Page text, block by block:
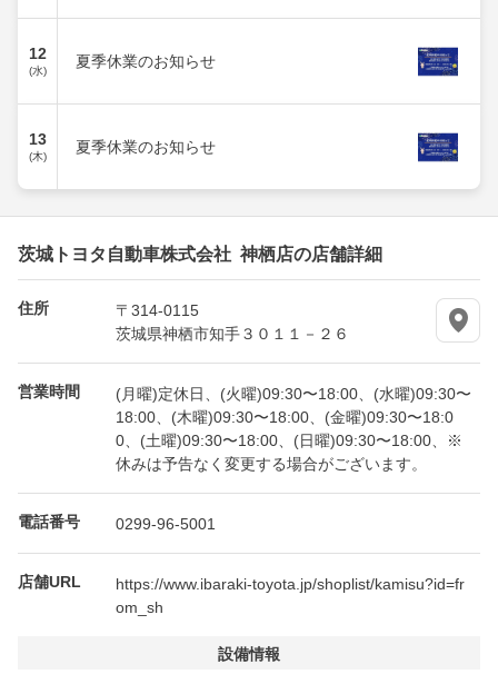
12
(水)
夏季休業のお知らせ
13
(木)
夏季休業のお知らせ
茨城トヨタ自動車株式会社 神栖店の店舗詳細
住所
〒314-0115
茨城県神栖市知手３０１１－２６
営業時間
(月曜)定休日、(火曜)09:30〜18:00、(水曜)09:30〜
18:00、(木曜)09:30〜18:00、(金曜)09:30〜18:0
0、(土曜)09:30〜18:00、(日曜)09:30〜18:00、※
休みは予告なく変更する場合がございます。
電話番号 0299-96-5001
店舗URL
https://www.ibaraki-toyota.jp/shoplist/kamisu?id=fr
om_sh
設備情報